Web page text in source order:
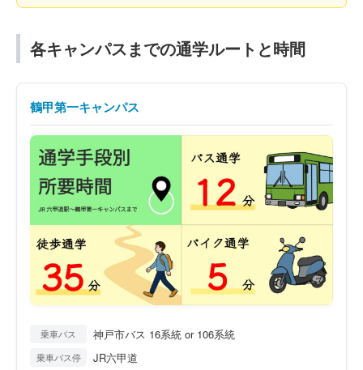
各キャンパスまでの通学ルートと時間
鶴甲第一キャンパス
乗車バス 神戸市バス 16系統 or 106系統
乗車バス停 JR六甲道